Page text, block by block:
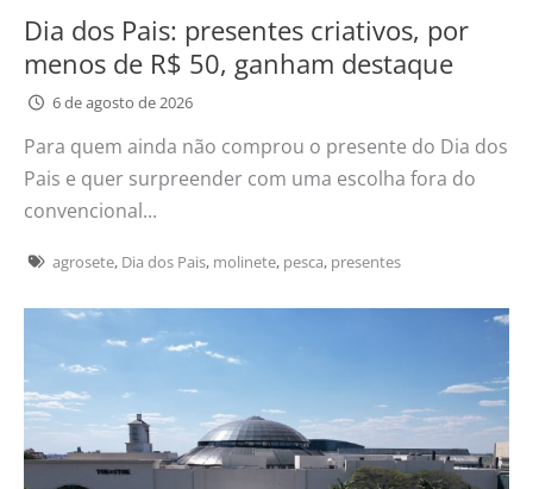
Dia dos Pais: presentes criativos, por
menos de R$ 50, ganham destaque
6 de agosto de 2026
Para quem ainda não comprou o presente do Dia dos
Pais e quer surpreender com uma escolha fora do
convencional...
agrosete, Dia dos Pais, molinete, pesca, presentes